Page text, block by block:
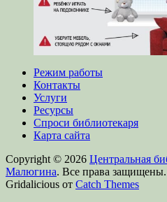
Режим работы
Контакты
Услуги
Ресурсы
Спроси библиотекаря
Карта сайта
Copyright © 2026 Центральная
Малюгина. Все права защищены.
Gridalicious от Catch Themes